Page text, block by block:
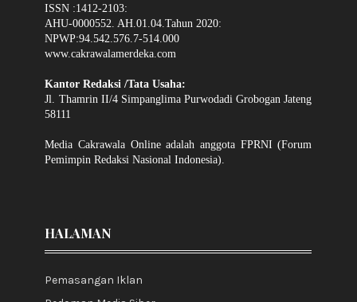
ISSN :1412-2103:
AHU-0000552. AH.01.04.Tahun 2020:
NPWP:94.542.576.7-514.000
www.cakrawalamerdeka.com
Kantor Redaksi /Tata Usaha:
Jl. Thamrin II/4 Simpanglima Purwodadi Grobogan Jateng
58111
Media Cakrawala Online adalah anggota FPRNI (Forum
Pemimpin Redaksi Nasional Indonesia).
HALAMAN
Pemasangan Iklan